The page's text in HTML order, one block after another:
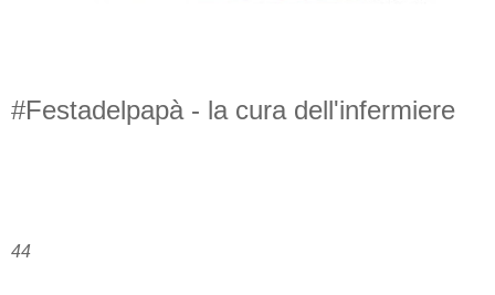
#Festadelpapà - la cura dell'infermiere
44